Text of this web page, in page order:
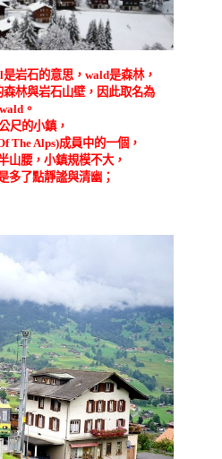
岩石的意思，wald是森林，
林與岩石山壁，因此取名為
。
尺的小鎮，
The Alps)成員中的一個，
山腰，小鎮規模不大，
多了點靜謐與清幽；